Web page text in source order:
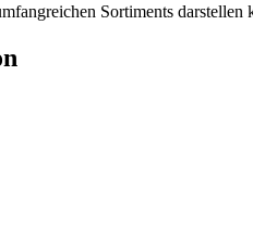
Sortiments